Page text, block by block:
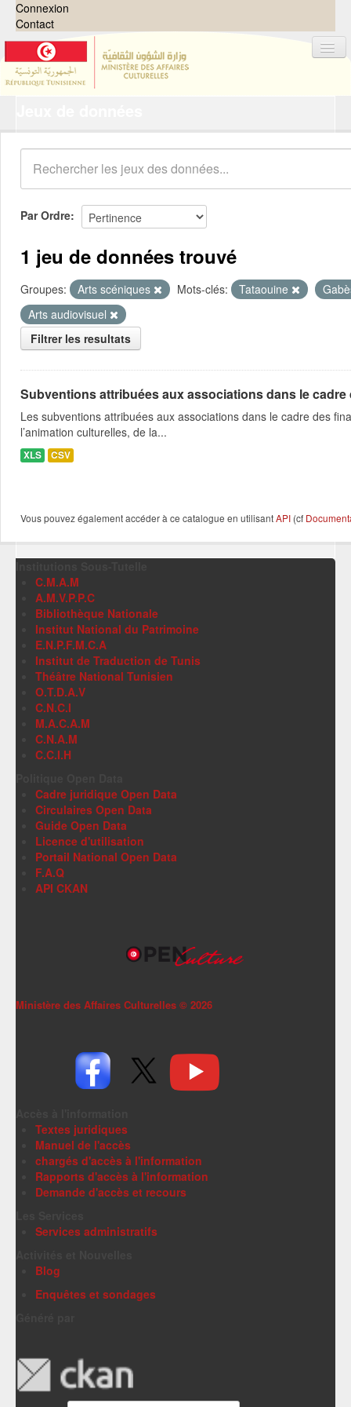
Connexion
Contact
Organisations
Groupes
Demandes 0
À propos
Par Ordre
1 jeu de données trouvé
Groupes: Arts scéniques Mots-clés: Tataouine
Arts audiovisuel
Filtrer les resultats
Subventions attribuées aux associations dans le
Les subventions attribuées aux associations dans le cadre des
l’animation culturelles, de la...
XLS CSV
Vous pouvez également accéder à ce catalogue en utilisantAPI (cf
C.M.A.M
A.M.V.P.P.C
Bibliothèque Nationale
Institut National du Patrimoine
E.N.P.F.M.C.A
Institut de Traduction de Tunis
Théâtre National Tunisien
O.T.D.A.V
C.N.C.I
M.A.C.A.M
C.N.A.M
C.C.I.H
Cadre juridique Open Data
Circulaires Open Data
Guide Open Data
Licence d'utilisation
Portail National Open Data
F.A.Q
API CKAN
Ministère des Affaires Culturelles © 2026
Textes juridiques
Manuel de l'accès
chargés d'accès à l'information
Rapports d'accès à l'information
Demande d'accès et recours
Services administratifs
Blog
Enquêtes et sondages